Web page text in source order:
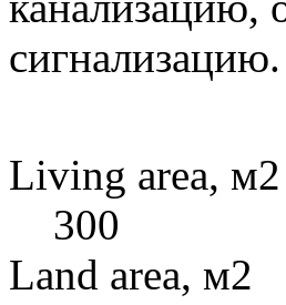
Living area, м2
300
Land area, м2